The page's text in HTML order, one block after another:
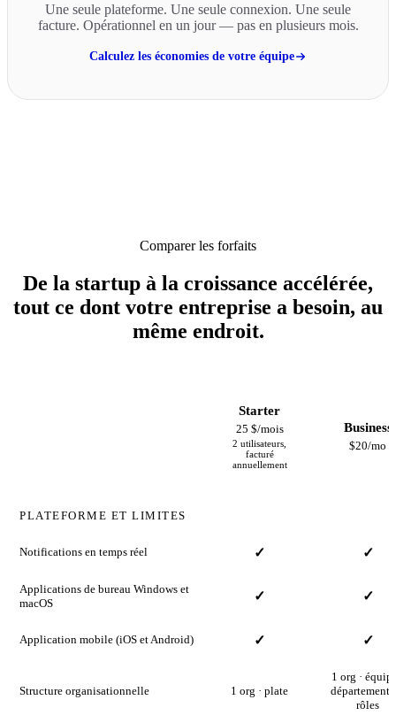
Une seule plateforme. Une seule connexion. Une seule
facture. Opérationnel en un jour — pas en plusieurs mois.
Calculez les économies de votre équipe
Comparer les forfaits
De la startup à la croissance accélérée,
tout ce dont votre entreprise a besoin, au
même endroit.
Starter
25 $/mois
2 utilisateurs,
facturé
annuellement
Business
$20/mo
PLATEFORME ET LIMITES
Notifications en temps réel ✓ ✓
Applications de bureau Windows et
macOS
✓ ✓
Application mobile (iOS et Android) ✓ ✓
Structure organisationnelle 1 org · plate
1 org ·
départements
rôles